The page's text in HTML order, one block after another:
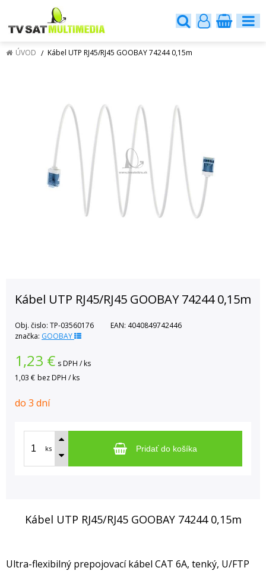
ÚVOD Kábel UTP RJ45/RJ45 GOOBAY 74244 0,15m
Kábel UTP RJ45/RJ45 GOOBAY 74244 0,15m
Obj. čislo: TP-03560176 EAN: 4040849742446
značka: GOOBAY
1,23 € s DPH / ks
1,03 € bez DPH / ks
do 3 dní
ks Pridať do košíka
Kábel UTP RJ45/RJ45 GOOBAY 74244 0,15m
Ultra-flexibilný prepojovací kábel CAT 6A, tenký, U/FTP